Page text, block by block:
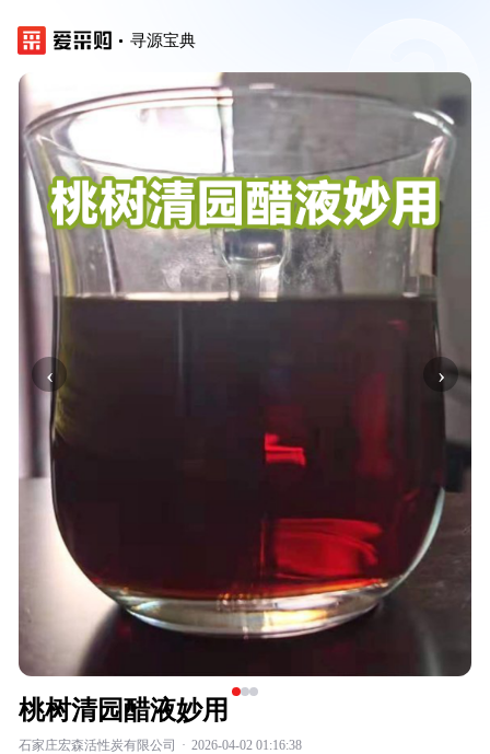
寻源宝典
‹ ›
桃树清园醋液妙用
石家庄宏森活性炭有限公司 · 2026-04-02 01:16:38